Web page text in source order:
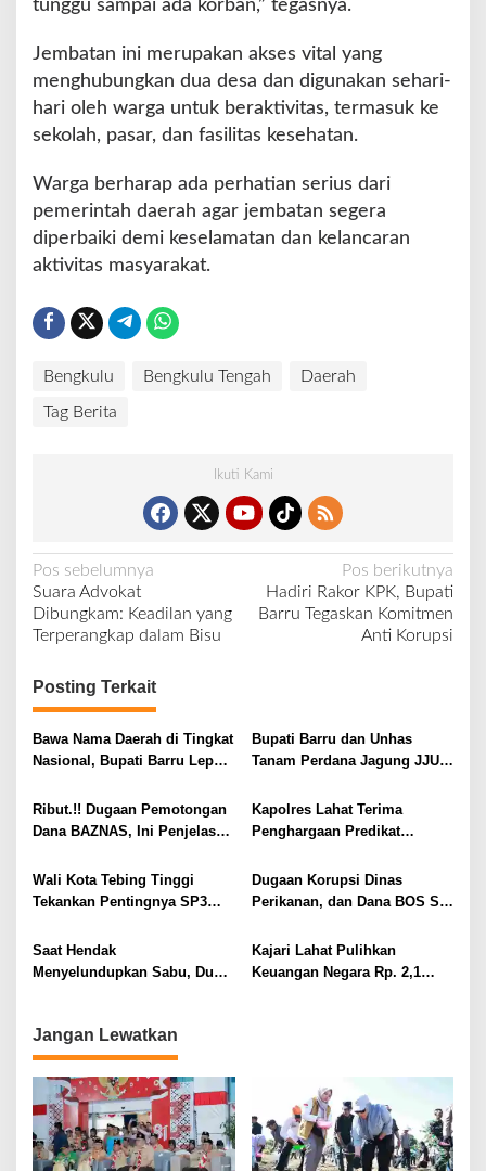
tunggu sampai ada korban,” tegasnya.
Jembatan ini merupakan akses vital yang
menghubungkan dua desa dan digunakan sehari-
hari oleh warga untuk beraktivitas, termasuk ke
sekolah, pasar, dan fasilitas kesehatan.
Warga berharap ada perhatian serius dari
pemerintah daerah agar jembatan segera
diperbaiki demi keselamatan dan kelancaran
aktivitas masyarakat.
Bengkulu Bengkulu Tengah Daerah
Tag Berita
Ikuti Kami
N
a
v
g
a
s
p
s
Pos sebelumnya
Suara Advokat
Dibungkam: Keadilan yang
Terperangkap dalam Bisu
Pos berikutnya
Hadiri Rakor KPK, Bupati
Barru Tegaskan Komitmen
Anti Korupsi
Posting Terkait
Bawa Nama Daerah di Tingkat
Nasional, Bupati Barru Lepas
XII
Bupati Barru dan Unhas
Tanam Perdana Jagung JJUH,
dan Kesejahteraan Petani
Ribut.!! Dugaan Pemotongan
Dana BAZNAS, Ini Penjelasan
Kapolres Lahat Terima
Penghargaan Predikat
Sumsel Tahun 2026
Wali Kota Tebing Tinggi
Tekankan Pentingnya SP3
Dugaan Korupsi Dinas
Perikanan, dan Dana BOS SD
Terus Dipertajam Kajari Lahat
Saat Hendak
Menyelundupkan Sabu, Dua
Kajari Lahat Pulihkan
Keuangan Negara Rp. 2,1
Jangan Lewatkan